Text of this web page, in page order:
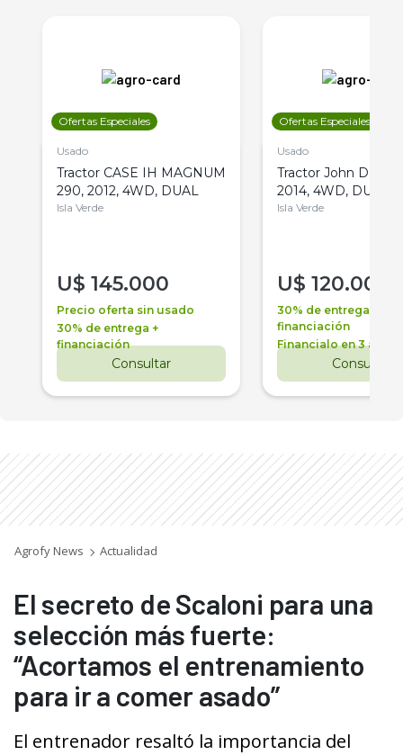
Ofertas Especiales
Usado
Tractor CASE IH MAGNUM
290, 2012, 4WD, DUAL
Isla Verde
U$ 145.000
Precio oferta sin usado
30% de entrega +
financiación
Consultar
Ofertas Especiales
Usado
Tractor John Deere
2014, 4WD, DUAL
Isla Verde
U$ 120.000
30% de entrega +
financiación
Financialo en 3 años
Consultar
Agrofy News Actualidad
El secreto de Scaloni para una
selección más fuerte:
“Acortamos el entrenamiento
para ir a comer asado”
El entrenador resaltó la importancia del